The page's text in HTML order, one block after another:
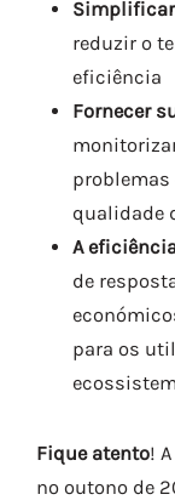
reduzir o
eficiência
Fornecer
problemas
qualidade
A
de
para os
Fique atento!
no outono de